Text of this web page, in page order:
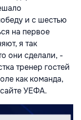
и с шестью
на первое
я так
они сделали, -
тренер гостей
как команда,
УЕФА.